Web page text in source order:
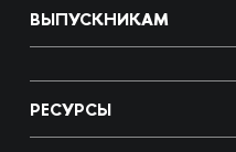
ВЫПУСКНИКАМ
РЕСУРСЫ